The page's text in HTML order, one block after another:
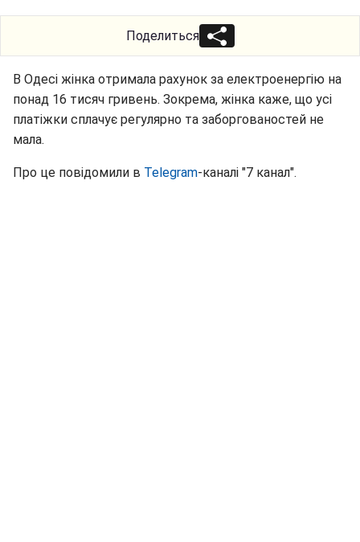
Поделиться
В Одесі жінка отримала рахунок за електроенергію на
понад 16 тисяч гривень. Зокрема, жінка каже, що усі
платіжки сплачує регулярно та заборгованостей не
мала.
Про це повідомили в Telegram-каналі "7 канал".